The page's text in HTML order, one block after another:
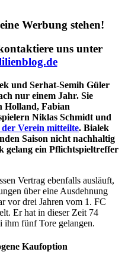
Werbung stehen!
uns unter
und Serhat-Semih Güler
nur einem Jahr. Sie
Holland, Fabian
Niklas Schmidt und
der Verein mitteilte. Bialek
Saison nicht nachhaltig
gelang ein Pflichtspieltreffer
Vertrag ebenfalls ausläuft,
über eine Ausdehnung
vor drei Jahren vom 1. FC
Er hat in dieser Zeit 74
ihm fünf Tore gelangen.
Kaufoption